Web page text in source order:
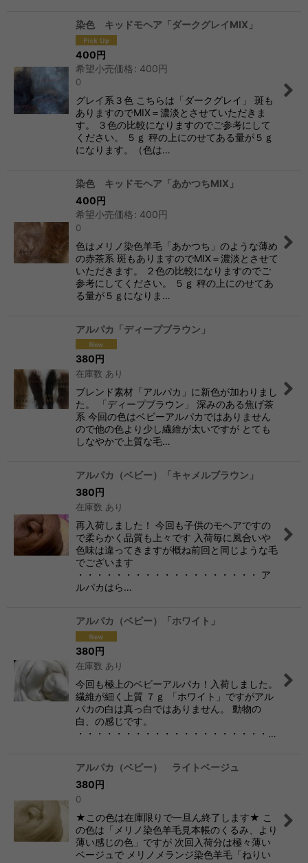
染色 キッドモヘア「ダークグレイMIX」
400円
希望小売価格: 400円
0
グレイ系３色 こちらは「ダークグレイ」 斑も
ありますのでMIX＝濃淡とさせていただきま
す。 ３色の比較になりますのでご参考にして
ください。 ５ｇ 秤の上にのせてある量が５ｇ
になります。（色は…
染色 キッドモヘア「あかつちMIX」
400円
希望小売価格: 400円
0
色はメリノ染色羊毛「あかつち」のような薄め
の赤茶系 斑もありますのでMIX＝濃淡とさせて
いただきます。 ２色の比較になりますのでご
参考にしてください。 ５ｇ 秤の上にのせてあ
る量が５ｇになりま…
アルパカ「ディープブラウン」
380円
在庫数 あり
ブレンド素材「アルパカ」に新色が加わりまし
た。 「ディープブラウン」 深みのある焦げ茶
系 今回の色はベビーアルパカではありません
ので他の色より少し繊維が太いですが とても
しなやかで上質な毛…
アルパカ（ベビー）「キャメルブラウン」
380円
在庫数 あり
再入荷しました！ 今回も子供のモヘアですの
で柔らかく品質も上々です 入荷毎に風合いや
色味は違ってきますが概ね前回と同じような毛
でございます
・・・・・・・・・・・・・・・・・・・ ア
ルパカはら…
アルパカ（ベビー）「ホワイト」
380円
在庫数 あり
今回も極上のベビーアルパカ！入荷しました。
繊維が細く上質 ７ｇ 「ホワイト」ですがアル
パカの白は真っ白ではありません。 動物の
白、の感じです。
・・・・・・・・・・・・・・・・・・・・…
アルパカ（ベビー） ライトベージュ
380円
0
★この色は在庫限りで一旦ん終了します★ こ
の色は「メリノ染色羊毛見本帳のくるみ、より
薄い感じの色」ですが 次回入荷分は極々薄い
ベージュで メリノメランジ染色羊毛「ねりい